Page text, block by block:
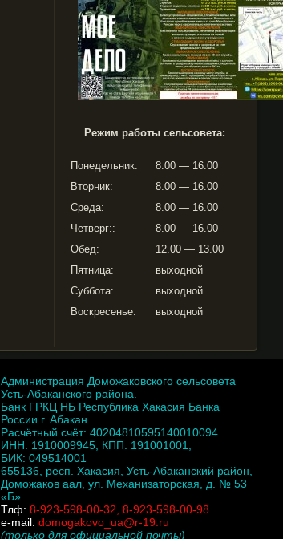
Режим работы сельсовета:
Понедельник:
8.00 — 16.00
Вторник:
8.00 — 16.00
Среда:
8.00 — 16.00
Четверг::
8.00 — 16.00
Обед:
12.00 — 13.00
Пятница:
выходной
Суббота:
выходной
Воскресенье:
выходной
Администрация Доможаковского сельсовета
Усть-Абаканского района.
Банк ГРКЦ НБ Республика Хакасия Банка
России г. Абакан.
Расчётный счёт: 40204810595140010094
ИНН: 1910009945, КПП: 191001001,
БИК: 049514001
655136, респ. Хакасия, Усть-Абаканский район,
Доможаков аал, ул. Механизаторская, д. № 53
«Б».
Тлф: 8-923-598-00-32, 8-923-598-00-98
e-mail: domogakovo_ua@r-19.ru
(только для официальной почты)